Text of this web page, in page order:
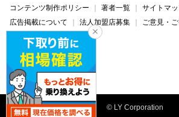
コンテンツ制作ポリシー
著者一覧
サイトマ
広告掲載について
法人加盟店募集
ご意見・
ヘルプ・お問い合わせ
carview! Yahoo! JAPAN
© LY Corporation